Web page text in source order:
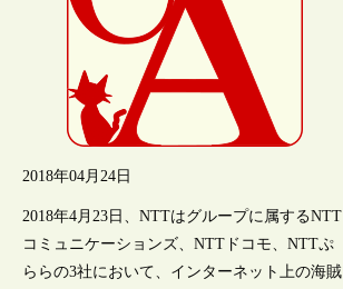
2018年04月24日
2018年4月23日、NTTはグループに属するNTT
コミュニケーションズ、NTTドコモ、NTTぷ
ららの3社において、インターネット上の海賊